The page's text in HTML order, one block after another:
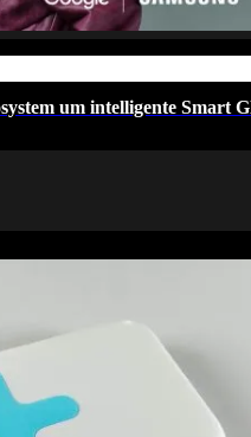
um intelligente Smart